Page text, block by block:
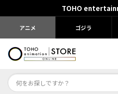
TOHO
アニメ ゴジラ